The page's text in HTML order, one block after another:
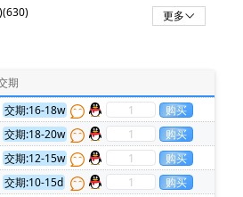
Allwinner(全志)(51)
ON(安森美)(22)
更多
期
交期:16-18w
交期:18-20w
交期:12-15w
交期:10-15d